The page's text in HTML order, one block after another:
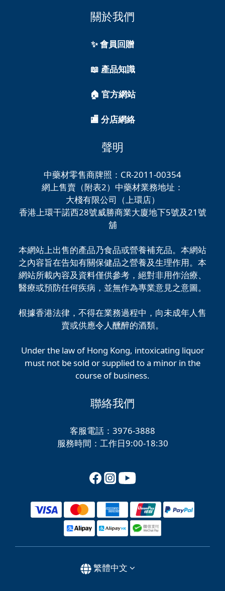
關於我們
✨ 會員回贈
📖 產品知識
🏠 官方網站
🏬 分店網絡
聲明
中藥材零售商牌照：CR-2011-00354
網上售賣（附表2）中藥材業務地址：
大棧有限公司（上環店）
香港上環干諾西28號威勝商業大廈地下5號及21號
舖
本網站上出售的產品乃食品或營養補充品。本網站
之內容旨在告知有關保健品之營養及生理作用。本
網站所載內容及資料僅供參考，絕對非用作治療、
醫療或預防任何疾病，並無作為專業意見之意圖。
根據香港法律，不得在業務過程中，向未成年人售
賣或供應令人醺醉的酒類。
Under the law of Hong Kong, intoxicating liquor
must not be sold or supplied to a minor in the
course of business.
聯絡我們
客服電話：3976-3888
服務時間：工作日9:00-18:30
繁體中文